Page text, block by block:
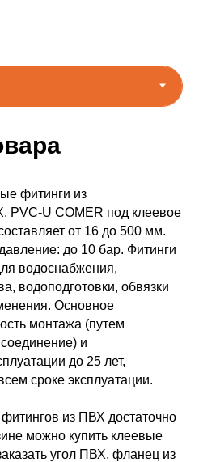
фитинги из
PVC-U COMER под клеевое
от 16 до 500 мм.
до 10 бар. Фитинги
водоснабжения,
водоподготовки, обвязки
Основное
монтажа (путем
и
до 25 лет,
сроке эксплуатации.
из ПВХ достаточно
можно купить клеевые
угол ПВХ, фланец из